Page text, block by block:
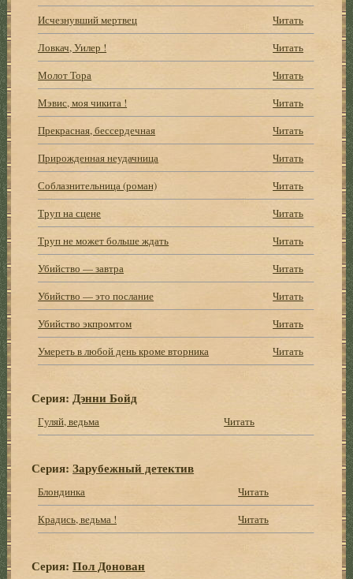
Исчезнувший мертвец
Читать
Ловкач, Уилер !
Читать
Молот Тора
Читать
Мэвис, моя чикита !
Читать
Прекрасная, бессердечная
Читать
Прирожденная неудачница
Читать
Соблазнительница (роман)
Читать
Труп на сцене
Читать
Труп не может больше ждать
Читать
Убийство — завтра
Читать
Убийство — это послание
Читать
Убийство экпромтом
Читать
Умереть в любой день кроме вторника
Читать
Серия:Дэнни Бойд
Гуляй, ведьма Читать
Серия:Зарубежный детектив
Блондинка
Читать
Крадись, ведьма !
Читать
Серия:Пол Донован